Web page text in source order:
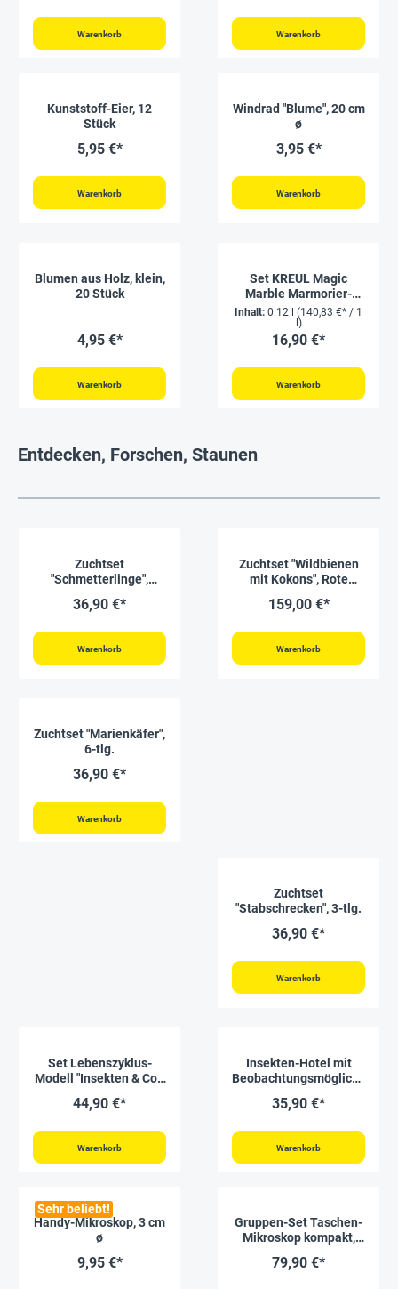
Warenkorb Warenkorb
Kunststoff-Eier, 12
Stück
5,95 €*
Warenkorb
Windrad "Blume", 20 cm
ø
3,95 €*
Warenkorb
Blumen aus Holz, klein,
20 Stück
4,95 €*
Warenkorb
Set KREUL Magic
Marble Marmorier-
Farben à 20 ml, 6-tlg.
Inhalt: 0.12 l (140,83 €* / 1
l)
16,90 €*
Warenkorb
Entdecken, Forschen, Staunen
Zuchtset
"Schmetterlinge",
36,90 €*
Warenkorb
Zuchtset "Wildbienen
mit Kokons", Rote
159,00 €*
Warenkorb
Zuchtset "Marienkäfer",
6-tlg.
36,90 €*
Warenkorb
Zuchtset
"Stabschrecken", 3-tlg.
36,90 €*
Warenkorb
Set Lebenszyklus-
Modell "Insekten & Co.",
44,90 €*
Warenkorb
Insekten-Hotel mit
Beobachtungsmöglichk
35,90 €*
Warenkorb
Sehr beliebt!
Handy-Mikroskop, 3 cm
ø
9,95 €*
Gruppen-Set Taschen-
Mikroskop kompakt,
Stück
79,90 €*